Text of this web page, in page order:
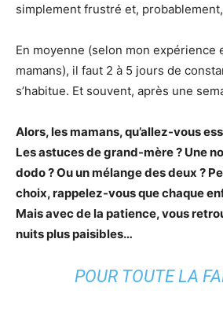
simplement frustré et,
En moyenne (selon mon expérience
mamans), il faut 2 à 5 jours de
s’habitue. Et souvent, après une
Alors, les mamans, qu’allez-vous
Les astuces de grand-mère ? Une
dodo ? Ou un mélange des deux ?
choix, rappelez-vous que chaque
Mais avec de la patience, vous
nuits plus paisibles…
POUR TOUTE LA